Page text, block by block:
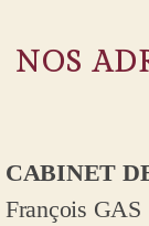
NOS
CABINET
François GAS